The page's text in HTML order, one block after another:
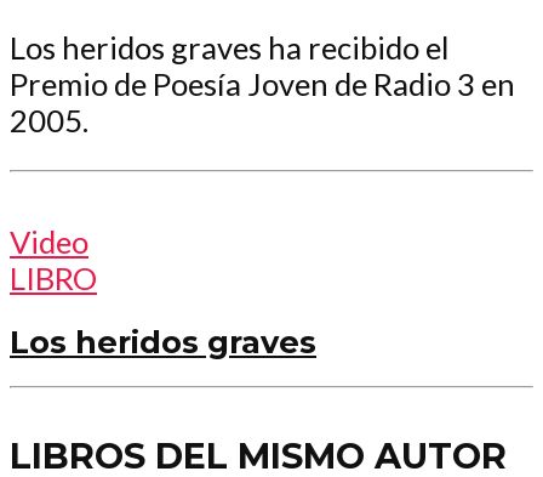
Los heridos graves ha recibido el
Premio de Poesía Joven de Radio 3 en
2005.
Video
LIBRO
Los heridos graves
LIBROS DEL MISMO AUTOR